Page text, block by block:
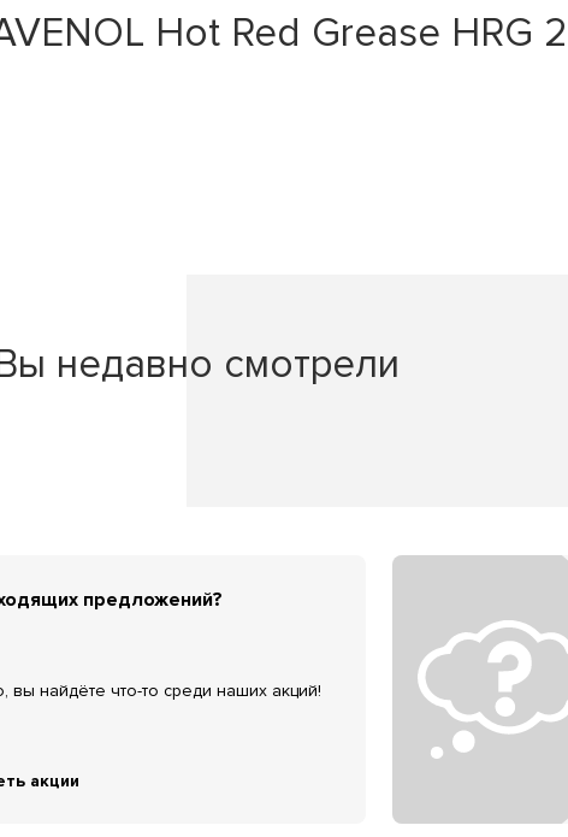
Hot Red Grease HRG
недавно смотрели
предложений?
вы найдёте что-то среди наших акций!
акции